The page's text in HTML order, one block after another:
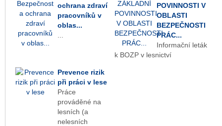
ochrana zdraví
pracovníků v
oblas...
POVINNOSTI V
OBLASTI
BEZPEČNOSTI
PRÁC...
Informační leták
k BOZP v lesnictví
Prevence rizik
při práci v lese
Práce
prováděné na
lesních (a
nelesních